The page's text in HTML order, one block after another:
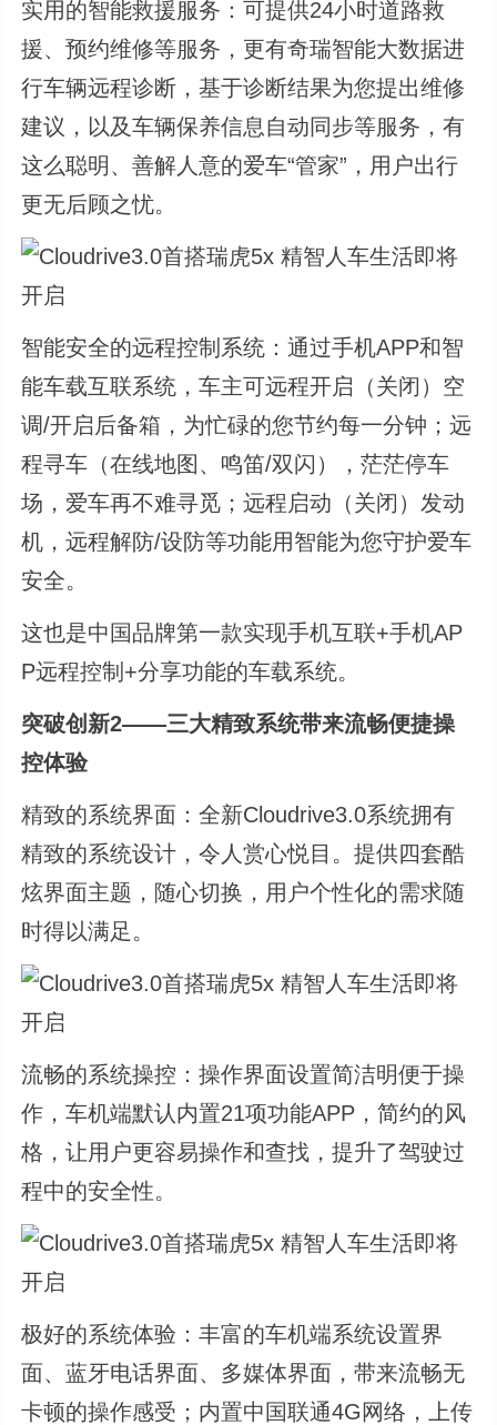
实用的智能救援服务：可提供24小时道路救
援、预约维修等服务，更有奇瑞智能大数据进
行车辆远程诊断，基于诊断结果为您提出维修
建议，以及车辆保养信息自动同步等服务，有
这么聪明、善解人意的爱车“管家”，用户出行
更无后顾之忧。
智能安全的远程控制系统：通过手机APP和智
能车载互联系统，车主可远程开启（关闭）空
调/开启后备箱，为忙碌的您节约每一分钟；远
程寻车（在线地图、鸣笛/双闪），茫茫停车
场，爱车再不难寻觅；远程启动（关闭）发动
机，远程解防/设防等功能用智能为您守护爱车
安全。
这也是中国品牌第一款实现手机互联+手机AP
P远程控制+分享功能的车载系统。
突破创新2——三大精致系统带来流畅便捷操
控体验
精致的系统界面：全新Cloudrive3.0系统拥有
精致的系统设计，令人赏心悦目。提供四套酷
炫界面主题，随心切换，用户个性化的需求随
时得以满足。
流畅的系统操控：操作界面设置简洁明便于操
作，车机端默认内置21项功能APP，简约的风
格，让用户更容易操作和查找，提升了驾驶过
程中的安全性。
极好的系统体验：丰富的车机端系统设置界
面、蓝牙电话界面、多媒体界面，带来流畅无
卡顿的操作感受；内置中国联通4G网络，上传